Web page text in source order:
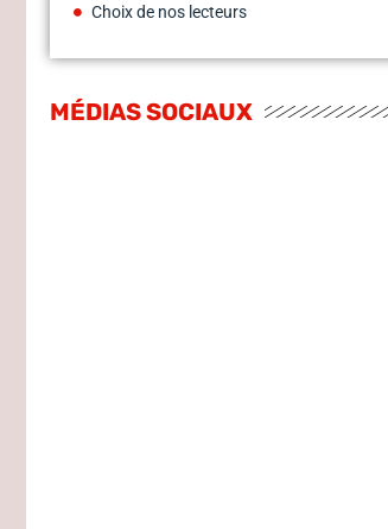
Choix de nos lecteurs
MÉDIAS SOCIAUX